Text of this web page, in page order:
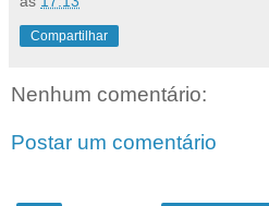
Compartilhar
Nenhum comentário:
Postar um comentário